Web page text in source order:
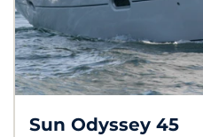
Sun Odyssey 45